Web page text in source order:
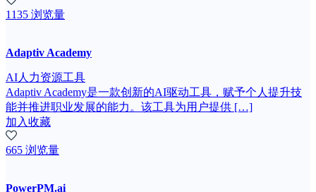
1135 浏览量
Adaptiv Academy
AI人力资源工具
Adaptiv Academy是一款创新的AI驱动工具，赋予个人提升技
能并推进职业发展的能力。该工具为用户提供 […]
加入收藏
665 浏览量
PowerPM.ai